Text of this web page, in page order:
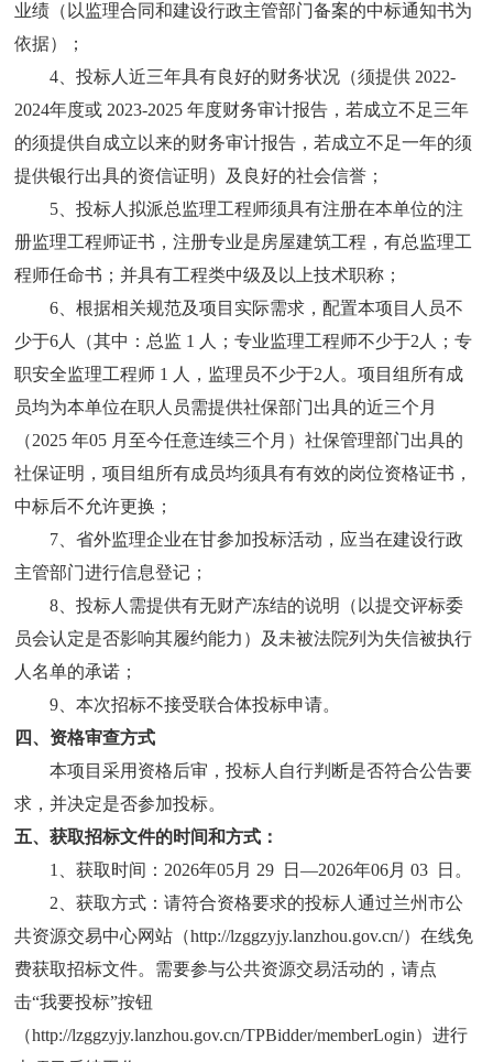
业绩（以监理合同和建设行政主管部门备案的中标通知书为
依据）；
4、投标人近三年具有良好的财务状况（须提供 2022-
2024年度或 2023-2025 年度财务审计报告，若成立不足三年
的须提供自成立以来的财务审计报告，若成立不足一年的须
提供银行出具的资信证明）及良好的社会信誉；
5、投标人拟派总监理工程师须具有注册在本单位的注
册监理工程师证书，注册专业是房屋建筑工程，有总监理工
程师任命书；并具有工程类中级及以上技术职称；
6、根据相关规范及项目实际需求，配置本项目人员不
少于6 人（其中：总监 1 人；专业监理工程师不少于2 人；专
职安全监理工程师 1 人，监理员不少于2 人。项目组所有成
员均为本单位在职人员需提供社保部门出具的近三个月
（2025 年05 月至今任意连续三个月）社保管理部门出具的
社保证明，项目组所有成员均须具有有效的岗位资格证书，
中标后不允许更换；
7、省外监理企业在甘参加投标活动，应当在建设行政
主管部门进行信息登记；
8、投标人需提供有无财产冻结的说明（以提交评标委
员会认定是否影响其履约能力）及未被法院列为失信被执行
人名单的承诺；
9、本次招标不接受联合体投标申请。
四、资格审查方式
本项目采用资格后审，投标人自行判断是否符合公告要
求，并决定是否参加投标。
五、获取招标文件的时间和方式：
1、获取时间：2026年05月 29 日—2026年06月 03
日。
2、获取方式：请符合资格要求的投标人通过兰州市公
共资源交易中心网站（http://lzggzyjy.lanzhou.gov.cn/）在线免
费获取招标文件。需要参与公共资源交易活动的，请点
击“我要投标”按钮
（http://lzggzyjy.lanzhou.gov.cn/TPBidder/memberLogin）进行